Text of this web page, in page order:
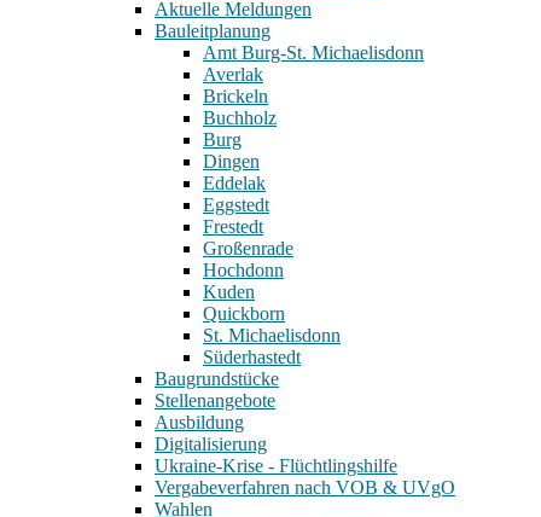
Aktuelle Meldungen
Bauleitplanung
Amt Burg-St. Michaelisdonn
Averlak
Brickeln
Buchholz
Burg
Dingen
Eddelak
Eggstedt
Frestedt
Großenrade
Hochdonn
Kuden
Quickborn
St. Michaelisdonn
Süderhastedt
Baugrundstücke
Stellenangebote
Ausbildung
Digitalisierung
Ukraine-Krise - Flüchtlingshilfe
Vergabeverfahren nach VOB & UVgO
Wahlen